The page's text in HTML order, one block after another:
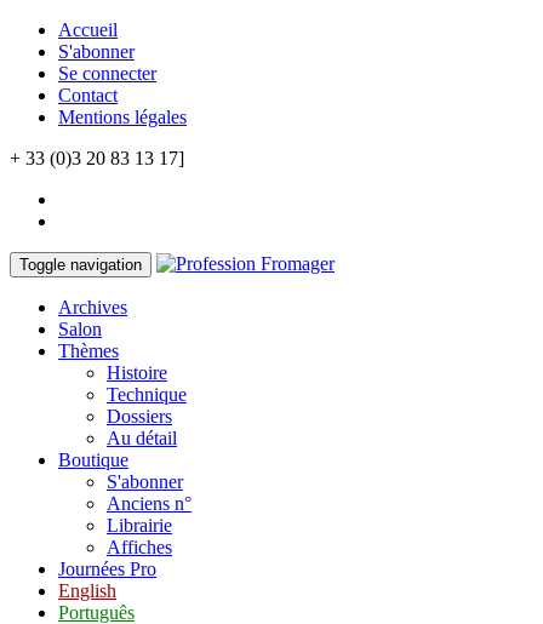
Accueil
S'abonner
Se connecter
Contact
Mentions légales
+ 33 (0)3 20 83 13 17]
Toggle navigation
Archives
Salon
Thèmes
Histoire
Technique
Dossiers
Au détail
Boutique
S'abonner
Anciens n°
Librairie
Affiches
Journées Pro
English
Português